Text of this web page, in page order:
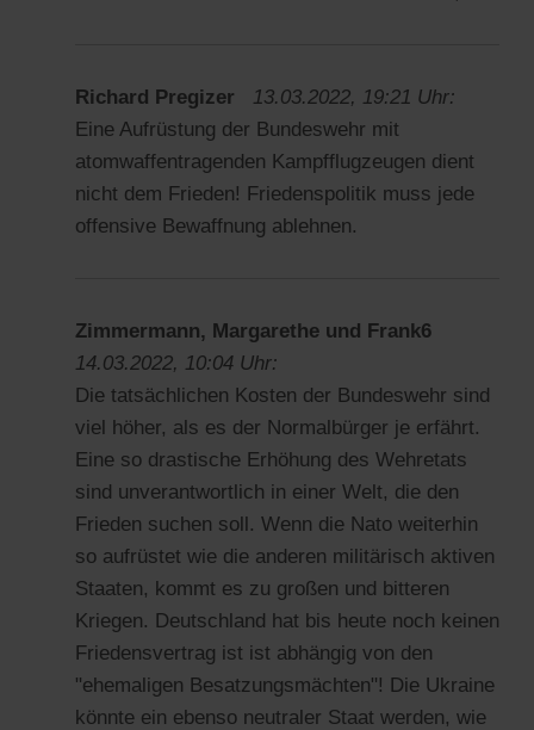
Richard Pregizer
13.03.2022, 19:21 Uhr:
Eine Aufrüstung der Bundeswehr mit
atomwaffentragenden Kampfflugzeugen dient
nicht dem Frieden! Friedenspolitik muss jede
offensive Bewaffnung ablehnen.
Zimmermann, Margarethe und Frank6
14.03.2022, 10:04 Uhr:
Die tatsächlichen Kosten der Bundeswehr sind
viel höher, als es der Normalbürger je erfährt.
Eine so drastische Erhöhung des Wehretats
sind unverantwortlich in einer Welt, die den
Frieden suchen soll. Wenn die Nato weiterhin
so aufrüstet wie die anderen militärisch aktiven
Staaten, kommt es zu großen und bitteren
Kriegen. Deutschland hat bis heute noch keinen
Friedensvertrag ist ist abhängig von den
"ehemaligen Besatzungsmächten"! Die Ukraine
könnte ein ebenso neutraler Staat werden, wie